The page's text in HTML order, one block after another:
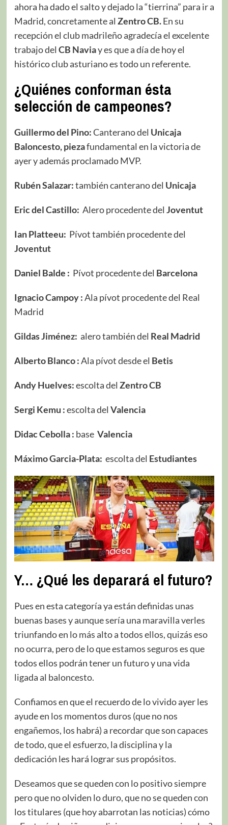
ahora ha dado el salto y dejado la “tierrina” para ir a
Madrid, concretamente al Zentro CB.En su
recepción el club madrileño agradecía el excelente
trabajo del CB Naviay es que a día de hoy el
histórico club asturiano es todo un referente.
¿Quiénes conforman ésta
selección de campeones?
Guillermo del Pino:Canterano del Unicaja
Baloncesto, piezafundamental en la victoria de
ayer y además proclamado MVP.
Rubén Salazar:también canterano del Unicaja
Eric del Castillo: Alero procedente del Joventut
Ian Platteeu: Pívot también procedente del
Joventut
Daniel Balde : Pívot procedente del Barcelona
Ignacio Campoy :Ala pívot procedente del Real
Madrid
Gildas Jiménez: alero también del Real Madrid
Alberto Blanco :Ala pívot desde el Betis
Andy Huelves:escolta del Zentro CB
Sergi Kemu :escolta del Valencia
Didac Cebolla : base Valencia
Máximo Garcia-Plata: escolta del Estudiantes
Y… ¿Qué les deparará el futuro?
Pues en esta categoría ya están definidas unas
buenas bases y aunque sería una maravilla verles
triunfando en lo más alto a todos ellos, quizás eso
no ocurra, pero de lo que estamos seguros es que
todos ellos podrán tener un futuro y una vida
ligada al baloncesto.
Confiamos en que el recuerdo de lo vivido ayer les
ayude en los momentos duros (que no nos
engañemos, los habrá) a recordar que son capaces
de todo, que el esfuerzo, la disciplina y la
dedicación les hará lograr sus propósitos.
Deseamos que se queden con lo positivo siempre
pero que no olviden lo duro, que no se queden con
los titulares (que hoy abarrotan las noticias) cómo